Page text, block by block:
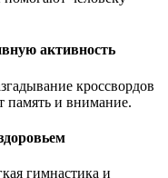
активность
кроссвордов
память и внимание.
гимнастика и